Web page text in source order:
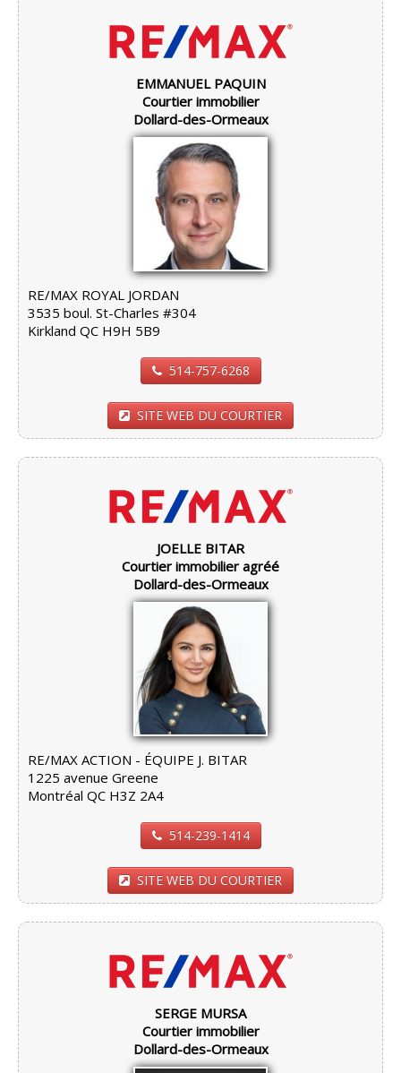
EMMANUEL PAQUIN
Courtier immobilier
Dollard-des-Ormeaux
RE/MAX ROYAL JORDAN
3535 boul. St-Charles #304
Kirkland QC H9H 5B9
514-757-6268
SITE WEB DU COURTIER
JOELLE BITAR
Courtier immobilier agréé
Dollard-des-Ormeaux
RE/MAX ACTION - ÉQUIPE J. BITAR
1225 avenue Greene
Montréal QC H3Z 2A4
514-239-1414
SITE WEB DU COURTIER
SERGE MURSA
Courtier immobilier
Dollard-des-Ormeaux